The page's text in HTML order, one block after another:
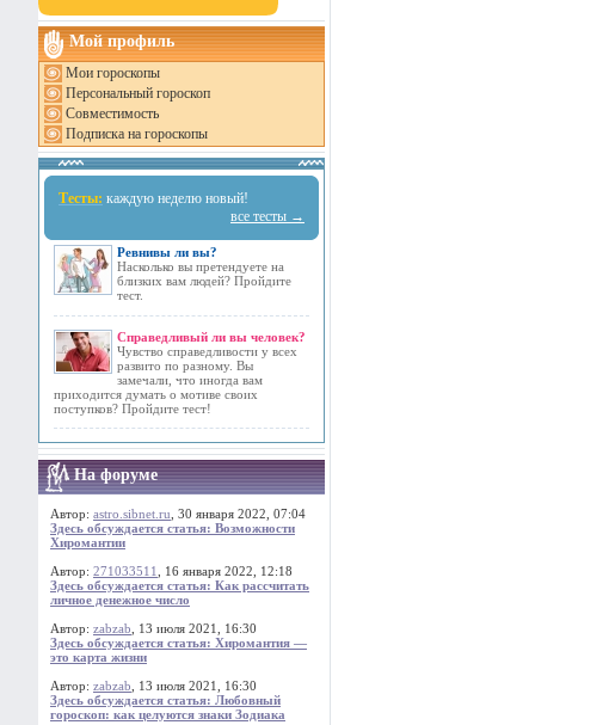
Мой профиль
Мои гороскопы
Персональный гороскоп
Совместимость
Подписка на гороскопы
Тесты: каждую неделю новый!
все тесты →
Ревнивы ли вы?
Насколько вы претендуете на
близких вам людей? Пройдите
тест.
Справедливый ли вы человек?
Чувство справедливости у всех
развито по разному. Вы
замечали, что иногда вам
приходится думать о мотиве своих
поступков? Пройдите тест!
На форуме
Автор: astro.sibnet.ru , 30 января 2022, 07:04
Здесь обсуждается статья: Возможности
Хиромантии
Автор: 271033511
, 16 января 2022, 12:18
Здесь обсуждается статья: Как рассчитать
личное денежное число
Автор: zabzab , 13 июля 2021, 16:30
Здесь обсуждается статья: Хиромантия —
это карта жизни
Автор: zabzab , 13 июля 2021, 16:30
Здесь обсуждается статья: Любовный
гороскоп: как целуются знаки Зодиака